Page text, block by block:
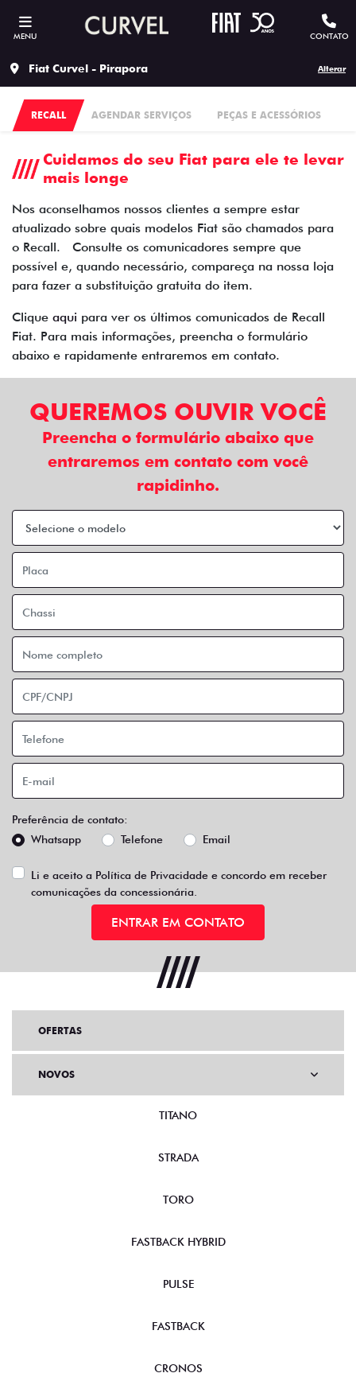
MENU CONTATO
Fiat Curvel - Pirapora Alterar
AGENDAR SERVIÇOS PEÇAS E ACESSÓRIOS
RECALL
Cuidamos do seu Fiat para ele te levar
mais longe
Nos aconselhamos nossos clientes a sempre estar
atualizado sobre quais modelos Fiat são chamados para
o Recall. Consulte os comunicadores sempre que
possível e, quando necessário, compareça na nossa loja
para fazer a substituição gratuita do item.
Clique aqui para ver os últimos comunicados de Recall
Fiat. Para mais informações, preencha o formulário
abaixo e rapidamente entraremos em contato.
QUEREMOS OUVIR VOCÊ
Preencha o formulário abaixo que
entraremos em contato com você
rapidinho.
Preferência de contato:
Whatsapp
Telefone Email
Li e aceito a Política de Privacidade e concordo em receber
comunicações da concessionária.
ENTRAR EM CONTATO
OFERTAS
NOVOS
TITANO
STRADA
TORO
FASTBACK HYBRID
PULSE
FASTBACK
CRONOS